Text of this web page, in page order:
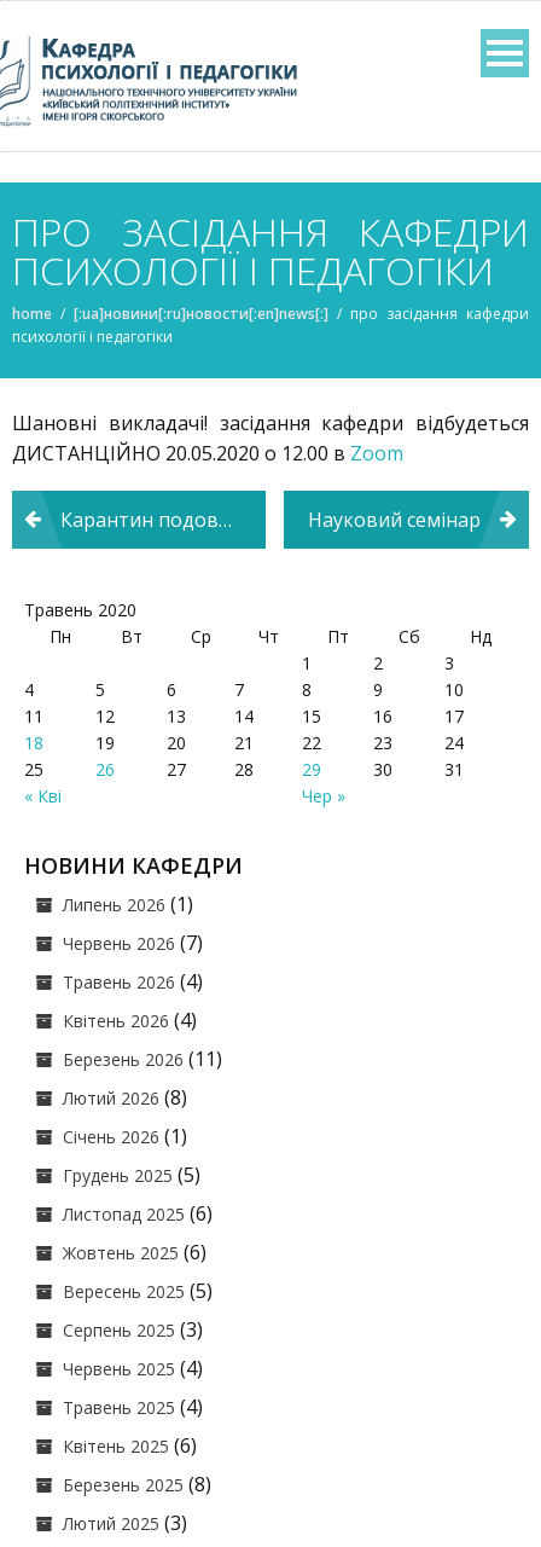
ПРО ЗАСІДАННЯ КАФЕДРИ
ПСИХОЛОГІЇ І ПЕДАГОГІКИ
home / [:ua]новини[:ru]новости[:en]news[:] / про засідання кафедри
психології і педагогіки
Шановні викладачі! засідання кафедри відбудеться
ДИСТАНЦІЙНО 20.05.2020 о 12.00 в Zoom
Навігація
записів
Карантин подовжено до 22.05.2020 Науковий семінар
Травень 2020
Пн
Вт Ср Чт Пт Сб Нд
« Кві Чер »
1 2
3
4
5 6 7 8 9
10
11
12 13 14 15 16
17
18
19 20 21 22 23
24
25
26 27 28 29 30 31
НОВИНИ КАФЕДРИ
Липень 2026 (1)
Червень 2026 (7)
Травень 2026 (4)
Квітень 2026 (4)
Березень 2026 (11)
Лютий 2026 (8)
Січень 2026 (1)
Грудень 2025 (5)
Листопад 2025 (6)
Жовтень 2025 (6)
Вересень 2025 (5)
Серпень 2025 (3)
Червень 2025 (4)
Травень 2025 (4)
Квітень 2025 (6)
Березень 2025 (8)
Лютий 2025 (3)